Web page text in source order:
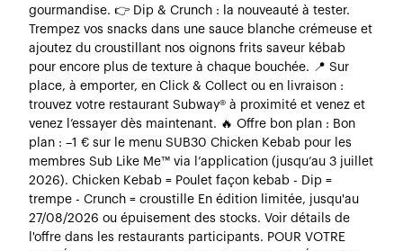
gourmandise. 👉 Dip & Crunch : la nouveauté à tester.
Trempez vos snacks dans une sauce blanche crémeuse et
ajoutez du croustillant nos oignons frits saveur kébab
pour encore plus de texture à chaque bouchée. 📍 Sur
place, à emporter, en Click & Collect ou en livraison :
trouvez votre restaurant Subway® à proximité et venez et
venez l’essayer dès maintenant. 🔥 Offre bon plan : Bon
plan : –1 € sur le menu SUB30 Chicken Kebab pour les
membres Sub Like Me™ via l’application (jusqu’au 3 juillet
2026). Chicken Kebab = Poulet façon kebab - Dip =
trempe - Crunch = croustille En édition limitée, jusqu'au
27/08/2026 ou épuisement des stocks. Voir détails de
l'offre dans les restaurants participants. POUR VOTRE